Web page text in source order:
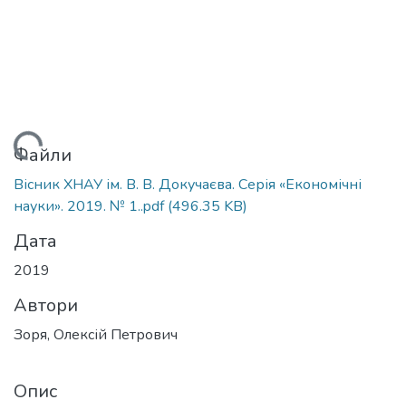
Файли
Вісник ХНАУ ім. В. В. Докучаєва. Серія «Економічні
науки». 2019. № 1..pdf(496.35 KB)
Дата
2019
Автори
Зоря, Олексій Петрович
Опис